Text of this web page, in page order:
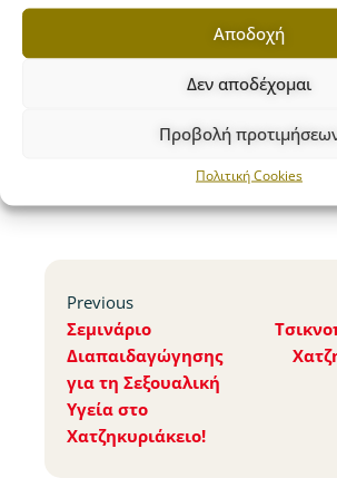
Αποδοχή
Δεν αποδέχομαι
Προβολή
Πολιτική Cookies
Εθελοντισμός ,
Φεβρουάριος 2024,
Previous
Σεμινάριο
Διαπαιδαγώγησης
για τη Σεξουαλική
Υγεία στο
Χατζηκυριάκειο!